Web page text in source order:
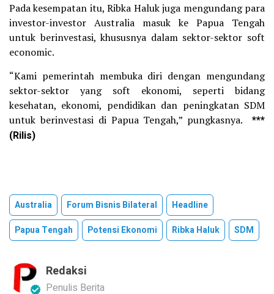
Pada kesempatan itu, Ribka Haluk juga mengundang para
investor-investor Australia masuk ke Papua Tengah
untuk berinvestasi, khususnya dalam sektor-sektor soft
economic.
“Kami pemerintah membuka diri dengan mengundang
sektor-sektor yang soft ekonomi, seperti bidang
kesehatan, ekonomi, pendidikan dan peningkatan SDM
untuk berinvestasi di Papua Tengah,” pungkasnya. ***
(Rilis)
Australia Forum Bisnis Bilateral
Headline
Papua Tengah
Potensi Ekonomi Ribka Haluk SDM
Redaksi
Penulis Berita